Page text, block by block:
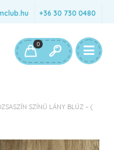
+36 30 730 0480
0
SZÍNŰ LÁNY BLÚZ – (